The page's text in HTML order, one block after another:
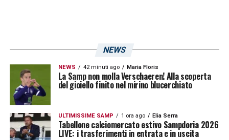
NEWS
NEWS 42 minuti ago Maria Floris
La Samp non molla Verschaeren! Alla scoperta
del gioiello finito nel mirino blucerchiato
ULTIMISSIME SAMP 1 ora ago Elia Serra
Tabellone calciomercato estivo Sampdoria 2026
LIVE: i trasferimenti in entrata e in uscita